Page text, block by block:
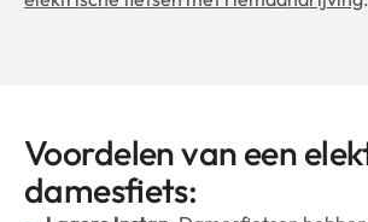
Voordelen van een
damesfiets: